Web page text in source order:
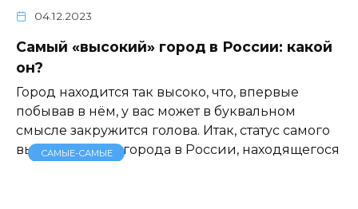
04.12.2023
Самый «высокий» город в России: какой
он?
Город находится так высоко, что, впервые
побывав в нём, у вас может в буквальном
смысле закружится голова. Итак, статус самого
высокогорного города в России, находящегося
САМЫЕ-САМЫЕ